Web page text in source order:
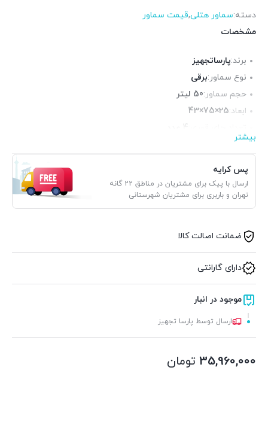
دسته:سماور هتلی,قیمت سماور
مشخصات
برند:پارساتجهیز
نوع سماور:برقی
حجم سماور:50 لیتر
ابعاد:25×75×43
تعداد شیرها:
بیشتر
پس کرایه
ارسال با پیک برای مشتریان در مناطق 22 گانه
تهران و باربری برای مشتریان شهرستانی
ضمانت اصالت کالا
دارای گارانتی
موجود در انبار
ارسال توسط پارسا تجهیز
35,960,000 تومان